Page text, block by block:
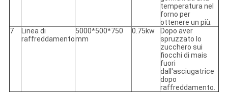
temperatura nel
forno per
ottenere un più.
7
Linea di
raffreddamento
5000*500*750
mm
0.75kw
Dopo aver
spruzzato lo
zucchero sui
fiocchi di mais
fuori
dall'asciugatrice
dopo
raffreddamento.